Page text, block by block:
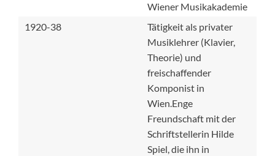
Wiener Musikakademie
1920-38
Tätigkeit als privater
Musiklehrer (Klavier,
Theorie) und
freischaffender
Komponist in
Wien.Enge
Freundschaft mit der
Schriftstellerin Hilde
Spiel, die ihn in